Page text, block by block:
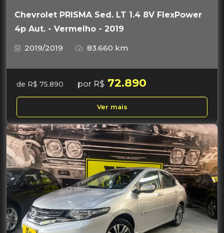
Chevrolet PRISMA Sed. LT 1.4 8V FlexPower
4p Aut. - Vermelho - 2019
2019/2019
83.660 km
de R$ 75.890 por R$ 72.890
Ver mais